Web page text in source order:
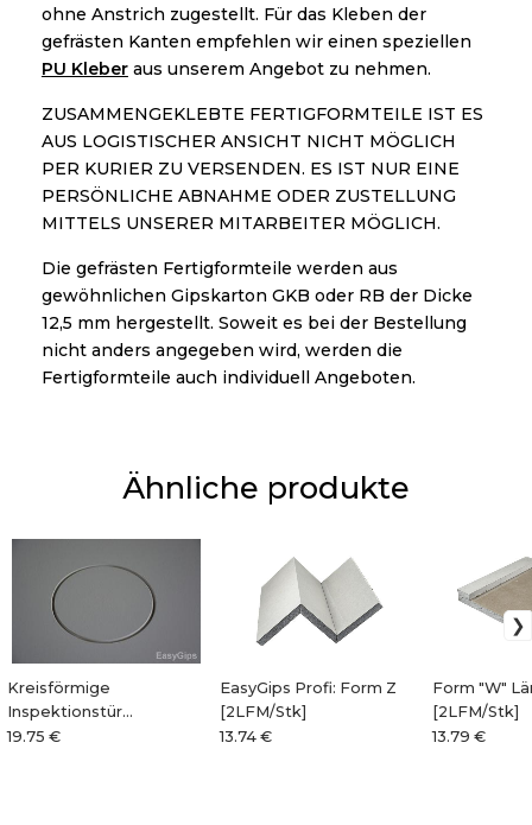
ohne Anstrich zugestellt. Für das Kleben der
gefrästen Kanten empfehlen wir einen speziellen
PU Kleberaus unserem Angebot zu nehmen.
ZUSAMMENGEKLEBTE FERTIGFORMTEILE IST ES
AUS LOGISTISCHER ANSICHT NICHT MÖGLICH
PER KURIER ZU VERSENDEN. ES IST NUR EINE
PERSÖNLICHE ABNAHME ODER ZUSTELLUNG
MITTELS UNSERER MITARBEITER MÖGLICH.
Die gefrästen Fertigformteile werden aus
gewöhnlichen Gipskarton GKB oder RB der Dicke
12,5 mm hergestellt. Soweit es bei der Bestellung
nicht anders angegeben wird, werden die
Fertigformteile auch individuell Angeboten.
Ähnliche produkte
Kreisförmige
Inspektionstür
Durchmesser [200-
19.75 €
EasyGips Profi: Form Z
[2LFM/Stk]
13.74 €
Form "W"
[2LFM/Stk]
13.79 €